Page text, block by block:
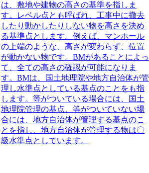
は、敷地や建物の高さの基準を指しま
す。レベル点とも呼ばれ、工事中に撤去
したり動かしたりしない物を高さを決め
る基準点とします。例えば、マンホール
の上端のような、高さが変わらず、位置
が動かない物です。BMがあることによっ
て、全ての高さの確認が可能になりま
す。BMは、国土地理院や地方自治体が管
理し水準点としている基点のことをも指
します。等がついている場合には、国土
地理院管理の基点、等がついていない場
合には、地方自治体が管理する基点のこ
とを指し、地方自治体が管理する物は〇
級水準点としています。